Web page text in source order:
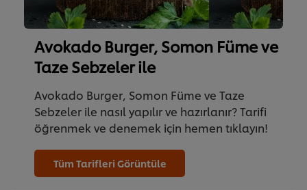
Avokado Burger, Somon Füme ve
Taze Sebzeler ile
Avokado Burger, Somon Füme ve Taze
Sebzeler ile nasıl yapılır ve hazırlanır? Tarifi
öğrenmek ve denemek için hemen tıklayın!
Tüm Tarifleri Görüntüle